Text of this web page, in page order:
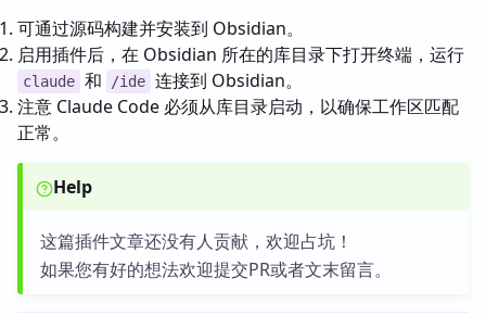
可通过源码构建并安装到 Obsidian。
启用插件后，在 Obsidian 所在的库目录下打开终端，运行
claude 和 /ide 连接到 Obsidian。
注意 Claude Code 必须从库目录启动，以确保工作区匹配
正常。
Help
这篇插件文章还没有人贡献，欢迎占坑！
如果您有好的想法欢迎提交PR或者文末留言。